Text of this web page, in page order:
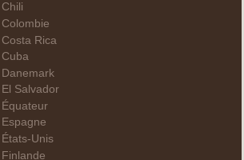
Rica
Salvador
Unis